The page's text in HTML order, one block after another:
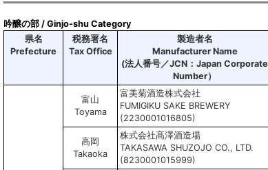
吟醸の部 / Ginjo-shu Category
県名
Prefecture
税務署名
Tax Office
製造者名
Manufacturer Name
(法人番号／JCN：Japan Corporate
Number）
富山
Toyama
富美菊酒造株式会社
FUMIGIKU SAKE BREWERY
(2230001016805)
高岡
Takaoka
株式会社髙澤酒造場
TAKASAWA SHUZOJO CO., LTD.
(8230001015999)